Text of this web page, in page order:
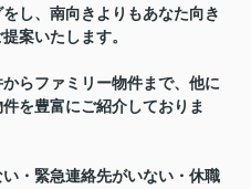
し、南向きよりもあなた向き
案いたします。
らファミリー物件まで、他に
を豊富にご紹介しておりま
・緊急連絡先がいない・休職